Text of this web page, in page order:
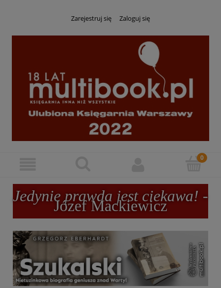
Zarejestruj się Zaloguj się
Jedynie prawda jest ciekawa! -
Józef Mackiewicz